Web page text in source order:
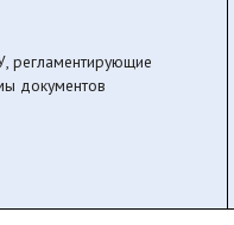
регламентирующие
документов